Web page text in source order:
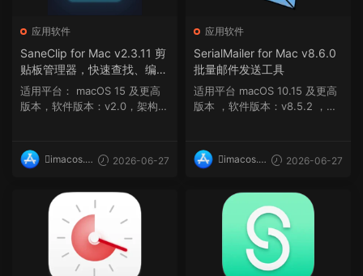
应用软件
SaneClip for Mac v2.3.11 剪
贴板管理器，快速查找、编辑
和粘贴旧项目
适用平台： macOS 15 及更高
版本，软件版本：v2.0，架构：
imacos.t
2026-06-27
应用软件
SerialMailer for Mac v8.6.0
批量邮件发送工具
适用平台 macOS 10.15 及更高
版本 ，软件版本：v8.5.2 ，架
imacos.t
2026-06-27